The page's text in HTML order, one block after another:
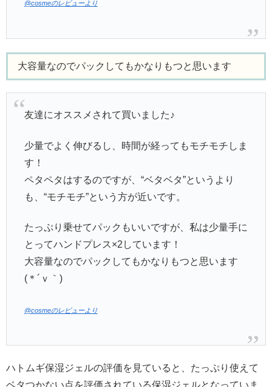
@cosmeのレビューより
大容量なのでパックしてもかなりもつと思います
友達にオススメされて買いました♪
少量でよく伸びるし、時間が経ってもモチモチしま
す！
ペタペタはするのですが、“ベタベタ”というより
も、“モチモチ”という方が近いです。
たっぷり乗せてパックもいいですが、私は少量手に
とってハンドプレス×2しています！
大容量なのでパックしてもかなりもつと思います
(＊´ｖ｀)
@cosmeのレビューより
ハトムギ保湿ジェルの評価を見ていると、たっぷり使えて
ベタつかない点を評価されている保湿ジェルとなっていま